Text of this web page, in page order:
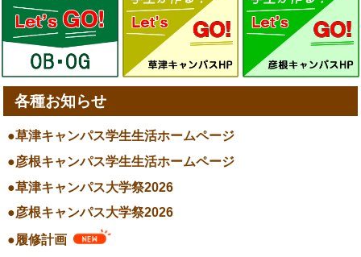
各種お知らせ
草津キャンパス学生生活ホームページ
彦根キャンパス学生生活ホームページ
草津キャンパス大学祭2026
彦根キャンパス大学祭2026
履修計画